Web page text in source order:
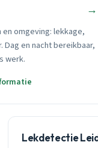
→
omgeving: lekkage,
en nacht bereikbaar,
werk.
Lekdetectie